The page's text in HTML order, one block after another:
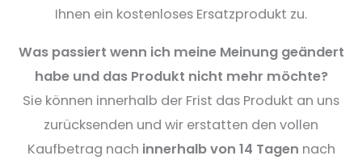
Ihnen ein kostenloses Ersatzprodukt zu.
Was passiert wenn ich meine Meinung geändert
habe und das Produkt nicht mehr möchte?
Sie können innerhalb der Frist das Produkt an uns
zurücksenden und wir erstatten den vollen
Kaufbetrag nach innerhalb von 14 Tagen nach